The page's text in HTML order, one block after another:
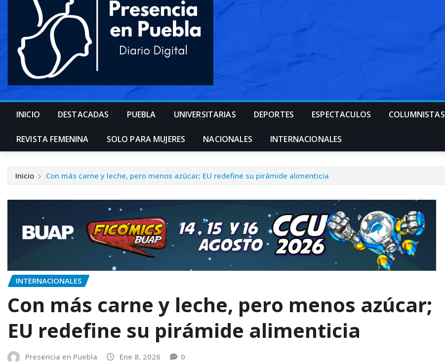
INICIO DESTACADAS PUEBLA UNIVERSITARIAS DEPORTES ESPECTACULOS COLUMNISTAS
REVISTA FEMENINA SOLO PARA MUJERES NACIONALES INTERNACIONALES
Inicio Con más carne y leche, pero menos azúcar; EU redefine su pirámide alimenticia
INTERNACIONALES
Con más carne y leche, pero menos azúcar;
EU redefine su pirámide alimenticia
Presencia en Puebla Ene 8, 2026 0